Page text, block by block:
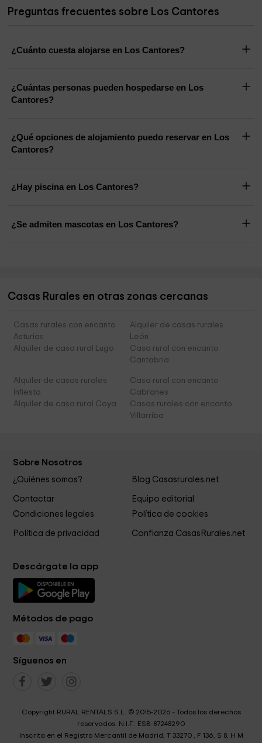
Preguntas frecuentes sobre Los Cantores
¿Cuánto cuesta alojarse en Los Cantores?
¿Cuántas personas pueden hospedarse en Los
Cantores?
¿Qué opciones de alojamiento puedo reservar en Los
Cantores?
¿Hay piscina en Los Cantores?
¿Se admiten mascotas en Los Cantores?
Casas Rurales en otras zonas cercanas
Casas rurales con encanto
Asturias
Alquiler de casas rurales
León
Alquiler de casa rural Lugo
Casa rural con encanto
Cantabria
Alquiler de casas rurales
Infiesto
Casa rural con encanto
Cabranes
Alquiler de casa rural Coya
Casas rurales con encanto
Villarriba
Sobre Nosotros
¿Quiénes somos? Blog Casasrurales.net
Contactar
Equipo editorial
Condiciones legales
Política de cookies
Política de privacidad Confianza CasasRurales.net
Descárgate la app
Métodos de pago
Síguenos en
Copyright RURAL RENTALS S.L. © 2015-2026 - Todos los derechos
reservados. N.I.F.: ESB-87248290
Inscrita en el Registro Mercantil de Madrid, T 33270 , F 136, S 8, H M